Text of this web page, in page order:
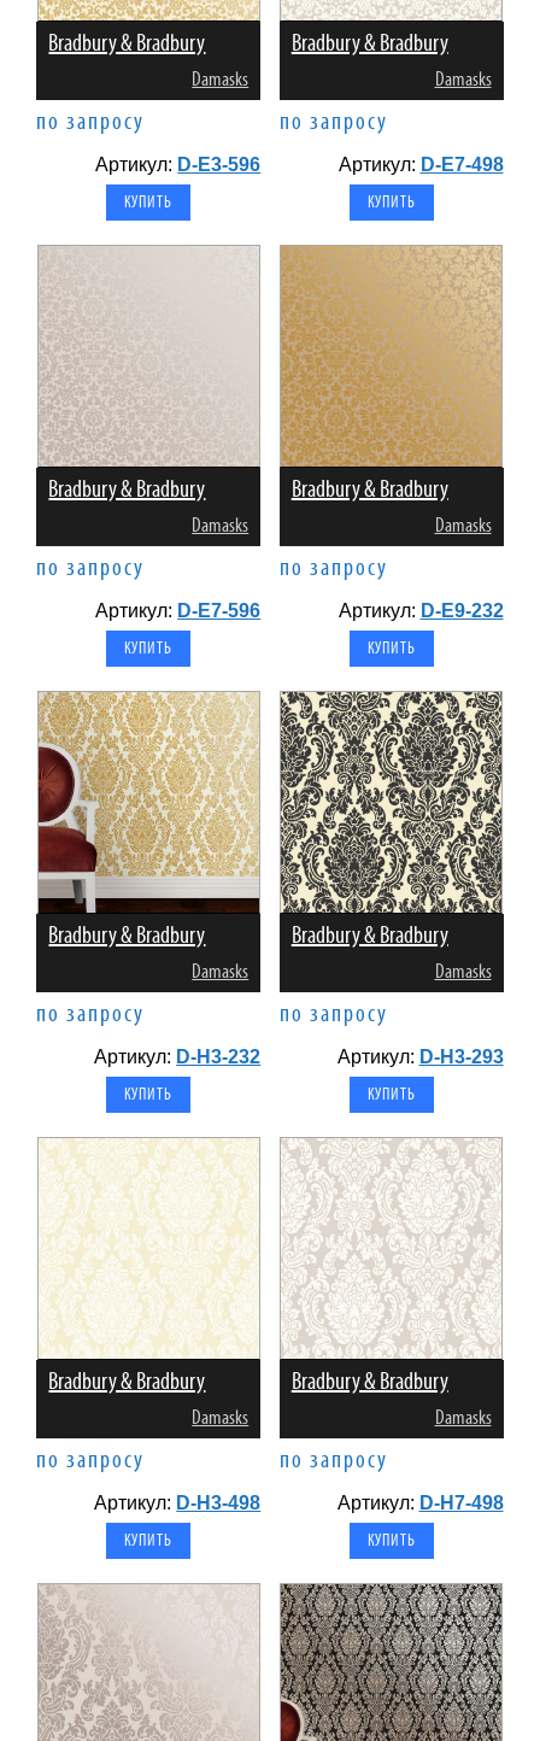
Bradbury & Bradbury
Damasks
по запросу
Артикул: D-E3-596
Bradbury & Bradbury
Damasks
по запросу
Артикул: D-E7-498
Bradbury & Bradbury
Damasks
по запросу
Артикул: D-E7-596
Bradbury & Bradbury
Damasks
по запросу
Артикул: D-E9-232
Bradbury & Bradbury
Damasks
по запросу
Артикул: D-H3-232
Bradbury & Bradbury
Damasks
по запросу
Артикул: D-H3-293
Bradbury & Bradbury
Damasks
по запросу
Артикул: D-H3-498
Bradbury & Bradbury
Damasks
по запросу
Артикул: D-H7-498